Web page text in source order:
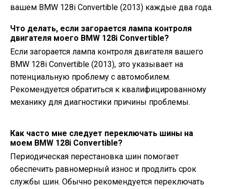
вашем BMW 128i Convertible (2013) каждые два года.
Что делать, если загорается лампа контроля
двигателя моего BMW 128i Convertible?
Если загорается лампа контроля двигателя вашего
BMW 128i Convertible (2013), это указывает на
потенциальную проблему с автомобилем.
Рекомендуется обратиться к квалифицированному
механику для диагностики причины проблемы.
Как часто мне следует переключать шины на
моем BMW 128i Convertible?
Периодическая перестановка шин помогает
обеспечить равномерный износ и продлить срок
службы шин. Обычно рекомендуется переключать